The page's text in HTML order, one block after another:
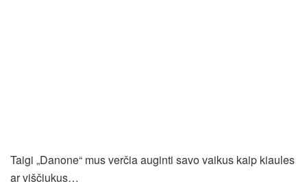
Taigi „Danone“ mus verčia auginti savo vaikus kaip kiaules
ar viščiukus…